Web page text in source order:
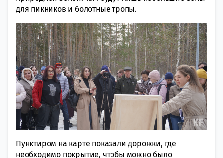
для пикников и болотные тропы.
Пунктиром на карте показали дорожки, где
необходимо покрытие, чтобы можно было